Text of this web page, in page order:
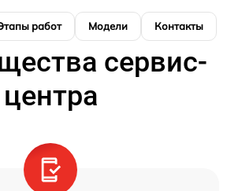
работ Модели Контакты
сервис-
центра